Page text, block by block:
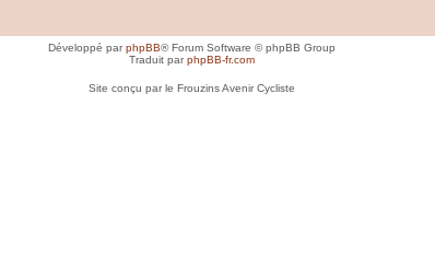
Développé parphpBB® Forum Software © phpBB Group
Traduit parphpBB-fr.com
Site conçu par le Frouzins Avenir Cycliste